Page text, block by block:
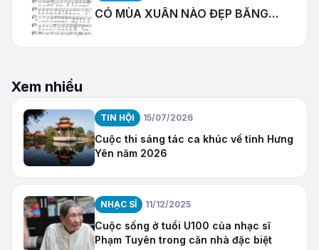
CÓ MÙA XUÂN NÀO ĐẸP BẰNG…
Xem nhiều
TIN HỘI 15/07/2026
Cuộc thi sáng tác ca khúc về tỉnh Hưng
Yên năm 2026
NHẠC SĨ 11/12/2025
Cuộc sống ở tuổi U100 của nhạc sĩ
Phạm Tuyên trong căn nhà đặc biệt